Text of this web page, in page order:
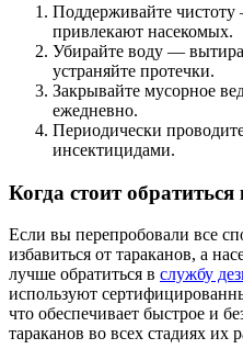
Поддерживайте
привлекают насекомых.
Убирайте воду —
устраняйте протечки.
Закрывайте мусорное
ежедневно.
Периодически
инсектицидами.
Когда стоит
Если вы перепробовали все
избавиться от тараканов, а
лучше обратиться в службу
используют
что обеспечивает быстрое и
тараканов во всех стадиях их